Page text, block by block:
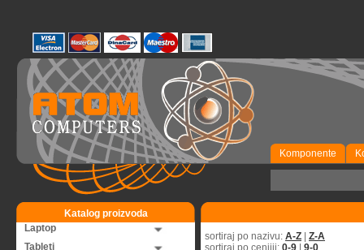
Komponente
Katalog proizvoda
Laptop
Tableti
sortiraj po nazivu: A-Z
Z-A
sortiraj po ceniiii: 0-9 9-0